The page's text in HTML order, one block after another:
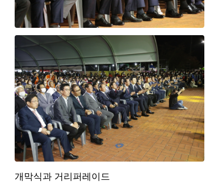
개막식과 거리퍼레이드